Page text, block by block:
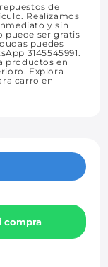
de
Realizamos
y sin
puede ser gratis
puedes
3145545991.
productos en
Explora
carro en
compra